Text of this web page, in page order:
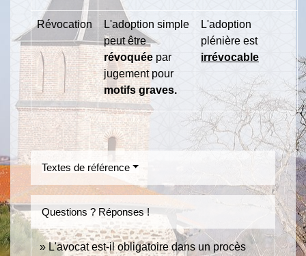
Révocation
L'adoption simple
peut être
révoquée par
jugement pour
motifs graves.
L'adoption
plénière est
irrévocable
Textes de référence
Questions ? Réponses !
L'avocat est-il obligatoire dans un procès